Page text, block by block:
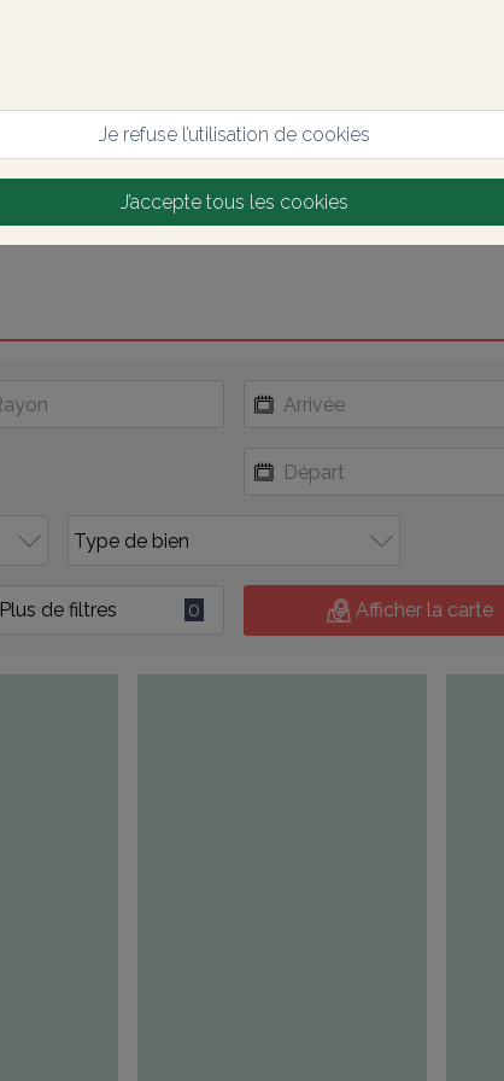
Je refuse l’utilisation de cookies
J’accepte tous les cookies
Plus de filtres 0 Afficher la carte